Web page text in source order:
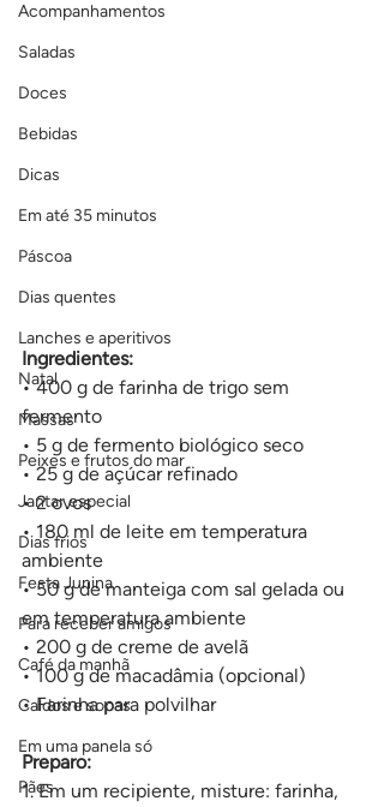
Acompanhamentos
Saladas
Doces
Bebidas
Dicas
Em até 35 minutos
Páscoa
Dias quentes
Lanches e aperitivos
Natal
Massas
Peixes e frutos do mar
Jantar especial
Dias frios
Festa Junina
Para receber amigos
Café da manhã
Caldos e sopas
Em uma panela só
Pães
Ingredientes:
• 400 g de farinha de trigo sem
fermento
• 5 g de fermento biológico seco
• 25 g de açúcar refinado
• 2 ovos
• 180 ml de leite em temperatura
ambiente
• 50 g de manteiga com sal gelada ou
em temperatura ambiente
• 200 g de creme de avelã
• 100 g de macadâmia (opcional)
• Farinha para polvilhar
Preparo:
1. Em um recipiente, misture: farinha,